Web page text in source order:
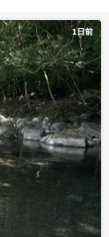
1日前